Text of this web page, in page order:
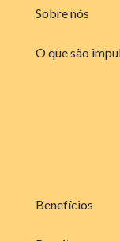
Sobre nós
O que são
Benefícios